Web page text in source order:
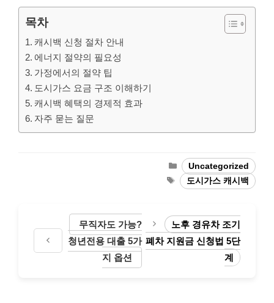
목차
캐시백 신청 절차 안내
에너지 절약의 필요성
가정에서의 절약 팁
도시가스 요금 구조 이해하기
캐시백 혜택의 경제적 효과
자주 묻는 질문
Categories
Uncategorized
Tags도시가스 캐시백
무직자도 가능?
청년전용 대출 5가
지 옵션
노후 경유차 조기
폐차 지원금 신청법 5단
계